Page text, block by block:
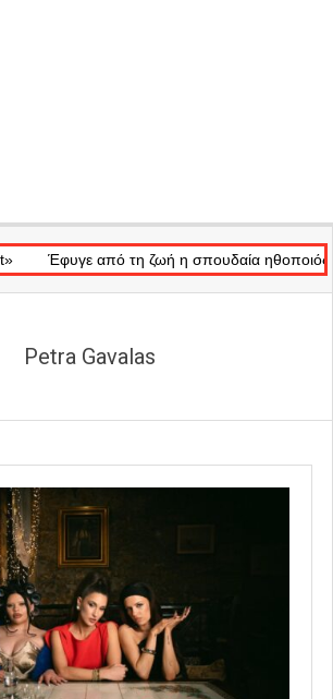
Έφυγε από τη ζωή η σπουδαία ηθοποιός Μάρω
Petra Gavalas